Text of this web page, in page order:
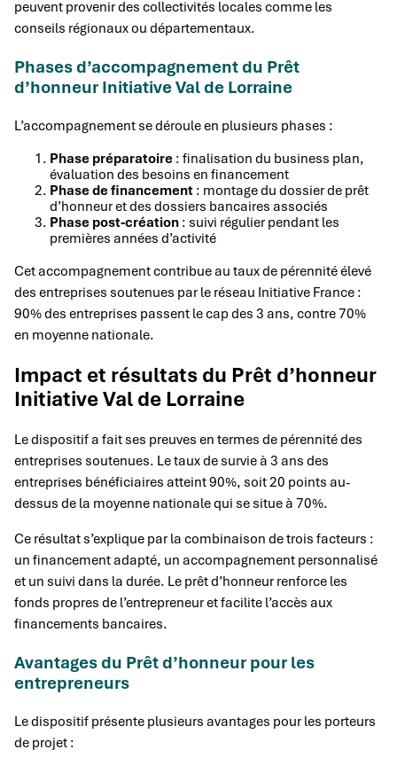
peuvent provenir des collectivités locales comme les
conseils régionaux ou départementaux.
Phases d’accompagnement du Prêt
d’honneur Initiative Val de Lorraine
L’accompagnement se déroule en plusieurs phases :
Phase préparatoire : finalisation du business plan,
évaluation des besoins en financement
Phase de financement : montage du dossier de prêt
d’honneur et des dossiers bancaires associés
Phase post-création : suivi régulier pendant les
premières années d’activité
Cet accompagnement contribue au taux de pérennité élevé
des entreprises soutenues par le réseau Initiative France :
90% des entreprises passent le cap des 3 ans, contre 70%
en moyenne nationale.
Impact et résultats du Prêt d’honneur
Initiative Val de Lorraine
Le dispositif a fait ses preuves en termes de pérennité des
entreprises soutenues. Le taux de survie à 3 ans des
entreprises bénéficiaires atteint 90%, soit 20 points au-
dessus de la moyenne nationale qui se situe à 70%.
Ce résultat s’explique par la combinaison de trois facteurs :
un financement adapté, un accompagnement personnalisé
et un suivi dans la durée. Le prêt d’honneur renforce les
fonds propres de l’entrepreneur et facilite l’accès aux
financements bancaires.
Avantages du Prêt d’honneur pour les
entrepreneurs
Le dispositif présente plusieurs avantages pour les porteurs
de projet :